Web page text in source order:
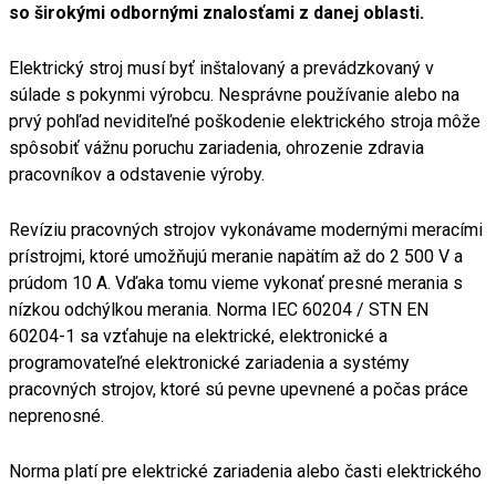
so širokými odbornými znalosťami z danej oblasti.
Elektrický stroj musí byť inštalovaný a prevádzkovaný v
súlade s pokynmi výrobcu. Nesprávne používanie alebo na
prvý pohľad neviditeľné poškodenie elektrického stroja môže
spôsobiť vážnu poruchu zariadenia, ohrozenie zdravia
pracovníkov a odstavenie výroby.
Revíziu pracovných strojov vykonávame modernými meracími
prístrojmi, ktoré umožňujú meranie napätím až do 2 500 V a
prúdom 10 A. Vďaka tomu vieme vykonať presné merania s
nízkou odchýlkou merania. Norma IEC 60204 / STN EN
60204-1 sa vzťahuje na elektrické, elektronické a
programovateľné elektronické zariadenia a systémy
pracovných strojov, ktoré sú pevne upevnené a počas práce
neprenosné.
Norma platí pre elektrické zariadenia alebo časti elektrického